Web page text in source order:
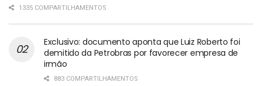
1335 COMPARTILHAMENTOS
Exclusivo: documento aponta que Luiz Roberto foi
demitido da Petrobras por favorecer empresa de
irmão
883 COMPARTILHAMENTOS